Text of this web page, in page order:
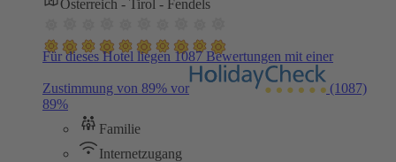
Österreich - Tirol - Fendels
Für dieses Hotel liegen 1087 Bewertungen mit einer
Zustimmung von 89% vor
(1087)
89%
Familie
Internetzugang